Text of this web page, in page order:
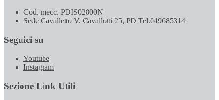
Cod. mecc. PDIS02800N
Sede Cavalletto V. Cavallotti 25, PD Tel.049685314
Seguici su
Youtube
Instagram
Sezione Link Utili